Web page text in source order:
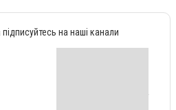
на наші канали